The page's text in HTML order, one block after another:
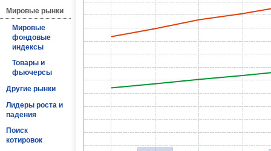
Мировые рынки
Мировые
фондовые
индексы
Товары и
фьючерсы
Другие рынки
Лидеры роста и
падения
Поиск
котировок